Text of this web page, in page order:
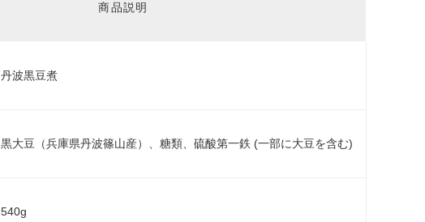
商品説明
丹波黒豆煮
黒大豆（兵庫県丹波篠山産）、糖類、硫酸第一鉄 (一部に大豆を含む)
540g